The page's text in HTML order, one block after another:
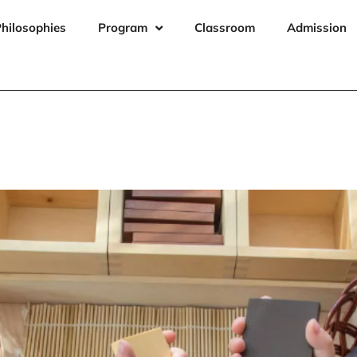
Program Classroom Admission